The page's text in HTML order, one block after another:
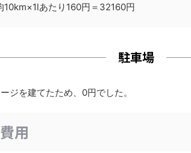
10km×1lあたり160円＝32160円
駐車場
ジを建てたため、0円でした。
用